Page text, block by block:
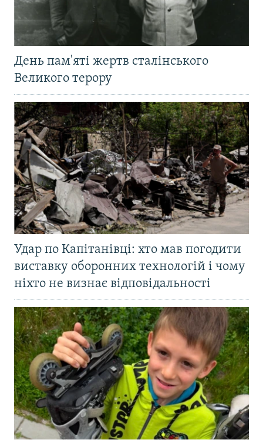
День пам'яті жертв сталінського
Великого терору
Удар по Капітанівці: хто мав погодити
виставку оборонних технологій і чому
ніхто не визнає відповідальності